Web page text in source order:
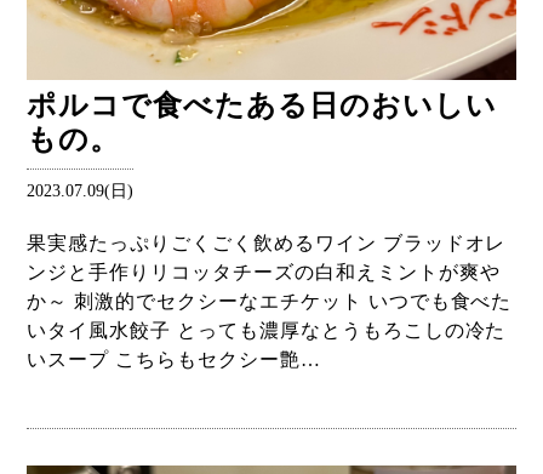
ポルコで食べたある日のおいしい
もの。
2023.07.09(日)
果実感たっぷりごくごく飲めるワイン ブラッドオレ
ンジと手作りリコッタチーズの白和えミントが爽や
か～ 刺激的でセクシーなエチケット いつでも食べた
いタイ風水餃子 とっても濃厚なとうもろこしの冷た
いスープ こちらもセクシー艶…